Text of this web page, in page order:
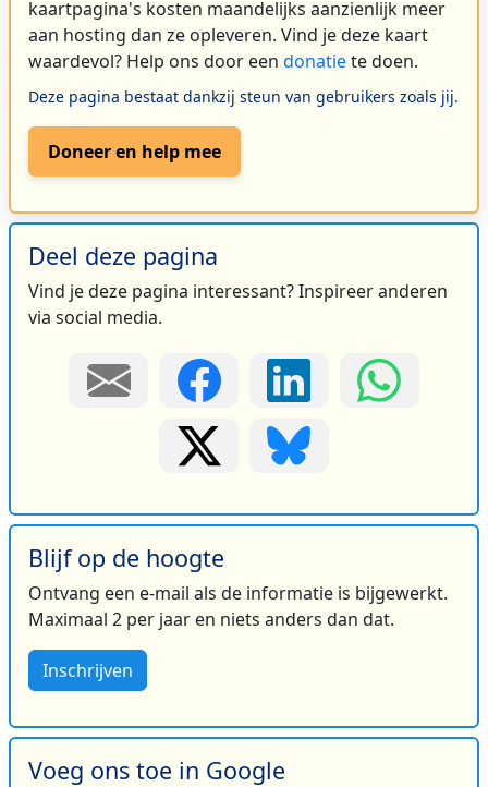
kaartpagina's kosten maandelijks aanzienlijk meer
aan hosting dan ze opleveren. Vind je deze kaart
waardevol? Help ons door een donatiete doen.
Deze pagina bestaat dankzij steun van gebruikers zoals jij.
Doneer en help mee
Deel deze pagina
Vind je deze pagina interessant? Inspireer anderen
via social media.
Blijf op de hoogte
Ontvang een e-mail als de informatie is bijgewerkt.
Maximaal 2 per jaar en niets anders dan dat.
Inschrijven
Voeg ons toe in Google